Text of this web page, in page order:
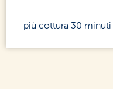
più cottura 30 minuti